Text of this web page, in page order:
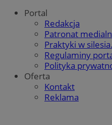
Portal
Redakcja
Patronat
Praktyki w
Regulaminy
Polityka
Oferta
Kontakt
Reklama